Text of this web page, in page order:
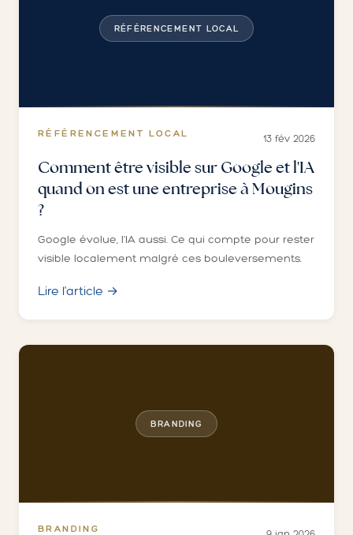
RÉFÉRENCEMENT LOCAL
RÉFÉRENCEMENT LOCAL 13 fév 2026
Comment être visible sur Google et l'IA
quand on est une entreprise à Mougins
?
Google évolue, l'IA aussi. Ce qui compte pour rester
visible localement malgré ces bouleversements.
Lire l'article →
BRANDING
BRANDING